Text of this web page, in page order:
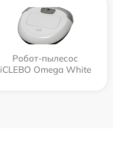
Робот-пылесос
iCLEBO Omega White